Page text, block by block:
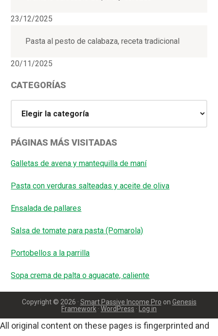
23/12/2025
Pasta al pesto de calabaza, receta tradicional
20/11/2025
CATEGORÍAS
PÁGINAS MÁS VISITADAS
Galletas de avena y mantequilla de maní
Pasta con verduras salteadas y aceite de oliva
Ensalada de pallares
Salsa de tomate para pasta (Pomarola)
Portobellos a la parrilla
Sopa crema de palta o aguacate, caliente
Copyright © 2026 · Smart Passive Income Pro on Genesis
Framework · WordPress · Log in
All original content on these pages is fingerprinted and